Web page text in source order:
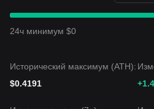
медвежьими. После периода
цена стабилизировалась, но
катализатора для пробоя.
Если цена Smooth Love Potion
следующим целевым уровнем
Если цена Smooth Love Potion
24ч минимум $0
Исторический максимум (ATH):
$0.4191